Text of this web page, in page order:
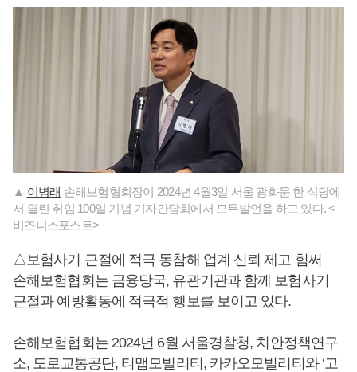
▲ 이병래 손해보험협회장이 2024년 4월3일 서울 광화문 한 식당에
서 열린 취임 100일 기념 기자간담회에서 모두발언을 하고 있다. <
비즈니스포스트>
△보험사기 근절에 적극 동참해 업계 신뢰 제고 힘써
손해보험협회는 금융당국, 유관기관과 함께 보험사기
근절과 예방활동에 적극적 행보를 보이고 있다.
손해보험협회는 2024년 6월 서울경찰청, 치안정책연구
소, 도로교통공단, 티맵모빌리티, 카카오모빌리티와 ‘고